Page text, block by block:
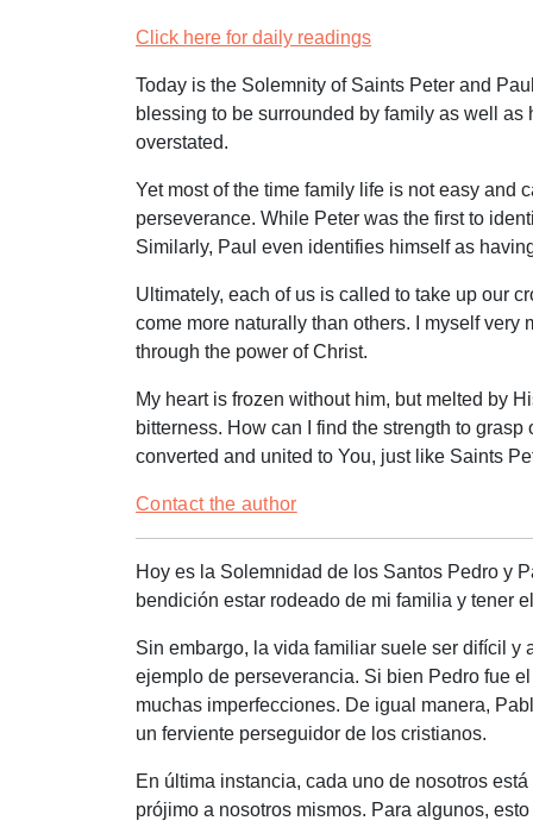
Click here for daily readings
Today is the Solemnity of Saints Peter and Paul
blessing to be surrounded by family as well
overstated.
Yet most of the time family life is not easy and
perseverance. While Peter was the first to
Similarly, Paul even identifies himself as
Ultimately, each of us is called to take up our
come more naturally than others. I myself
through the power of Christ.
My heart is frozen without him, but melted by
bitterness. How can I find the strength to
converted and united to You, just like Saints
Contact the author
Hoy es la Solemnidad de los Santos Pedro y
bendición estar rodeado de mi familia y tener
Sin embargo, la vida familiar suele ser difícil y
ejemplo de perseverancia. Si bien Pedro fue
muchas imperfecciones. De igual manera,
un ferviente perseguidor de los cristianos.
En última instancia, cada uno de nosotros
prójimo a nosotros mismos. Para algunos,